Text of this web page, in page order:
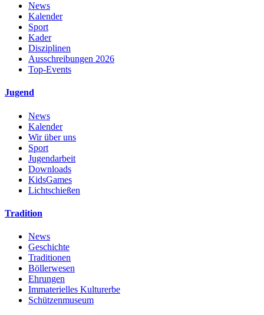
News
Kalender
Sport
Kader
Disziplinen
Ausschreibungen 2026
Top-Events
Jugend
News
Kalender
Wir über uns
Sport
Jugendarbeit
Downloads
KidsGames
Lichtschießen
Tradition
News
Geschichte
Traditionen
Böllerwesen
Ehrungen
Immaterielles Kulturerbe
Schützenmuseum